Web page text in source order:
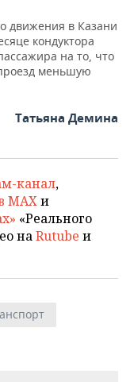
движения в Казани
кондуктора
на то, что
меньшую
Татьяна Демина
канал,
MAXи
«Реального
наRutube и